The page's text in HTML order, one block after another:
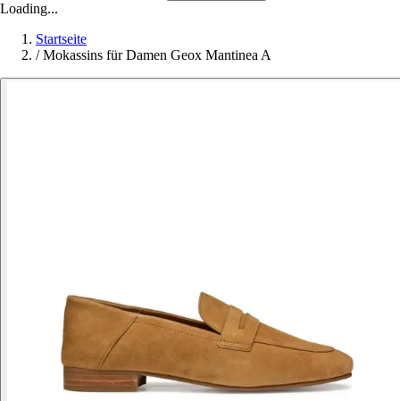
Loading...
Startseite
/ Mokassins für Damen Geox Mantinea A